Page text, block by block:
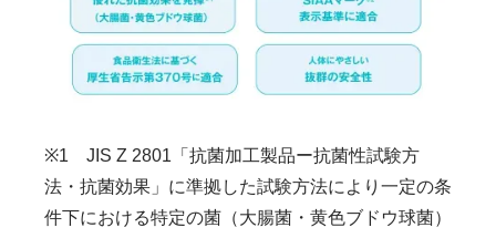
※1 JIS Z 2801「抗菌加工製品ー抗菌性試験方
法・抗菌効果」に準拠した試験方法により一定の条
件下における特定の菌（大腸菌・黄色ブドウ球菌）